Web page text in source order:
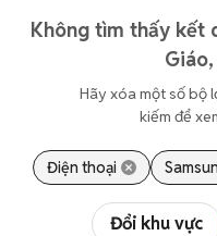
Không tìm thấy kết
Hãy xóa một số bộ
kiếm để
Điện thoại
Đổi khu vực